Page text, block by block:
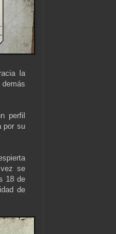
la
perfil
por su
se
18 de
de